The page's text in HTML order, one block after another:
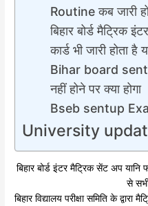
Routine कब जारी
बिहार बोर्ड मैट्रिक
कार्ड भी जारी होता है
Bihar board
नहीं होने पर क्या होगा
Bseb sentup
University
बिहार बोर्ड इंटर मैट्रिक सेंट अप यानि
से
बिहार विद्यालय परीक्षा समिति के द्वारा